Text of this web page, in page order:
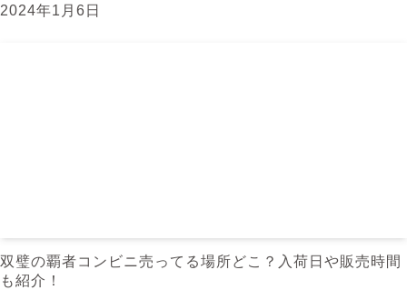
2024年1月6日
双璧の覇者コンビニ売ってる場所どこ？入荷日や販売時間
も紹介！